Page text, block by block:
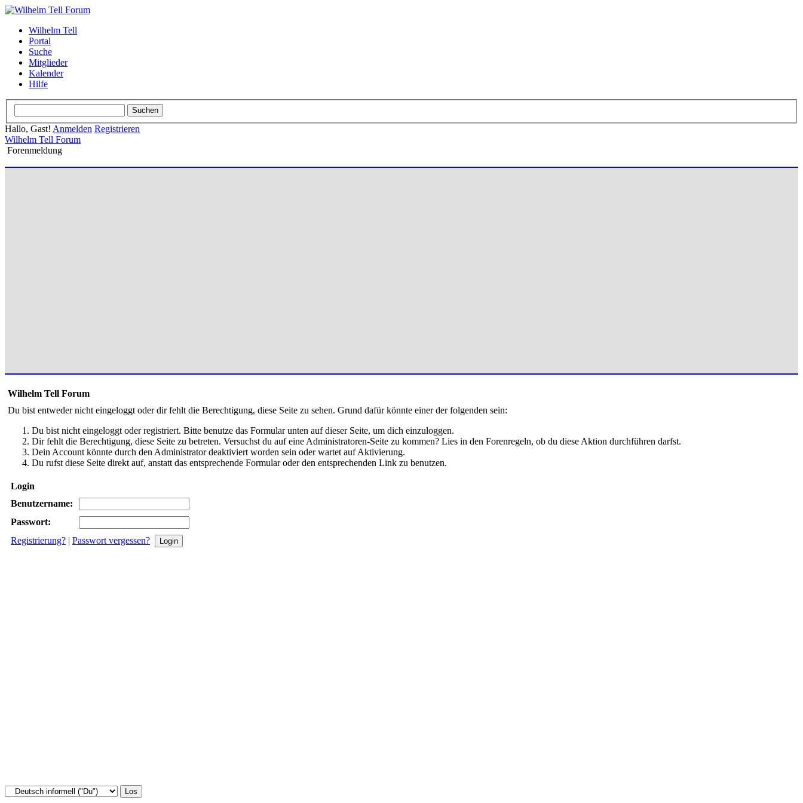
Wilhelm Tell
Portal
Suche
Mitglieder
Kalender
Hilfe
Hallo, Gast! Anmelden Registrieren
Wilhelm Tell Forum
Forenmeldung
Wilhelm Tell Forum
Du bist entweder nicht eingeloggt oder dir fehlt die Berechtigung, diese Seite zu sehen. Grund dafür könnte einer der folgenden sein:
Du bist nicht eingeloggt oder registriert. Bitte benutze das Formular unten auf dieser Seite, um dich einzuloggen.
Dir fehlt die Berechtigung, diese Seite zu betreten. Versuchst du auf eine Administratoren-Seite zu kommen? Lies in den Forenregeln, ob du diese Aktion durchführen darfst.
Dein Account könnte durch den Administrator deaktiviert worden sein oder wartet auf Aktivierung.
Du rufst diese Seite direkt auf, anstatt das entsprechende Formular oder den entsprechenden Link zu benutzen.
Login
Benutzername:
Passwort:
Registrierung? | Passwort vergessen?